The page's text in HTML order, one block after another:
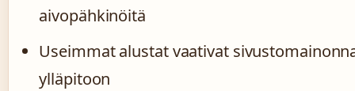
aivopähkinöitä
Useimmat alustat vaativat
ylläpitoon